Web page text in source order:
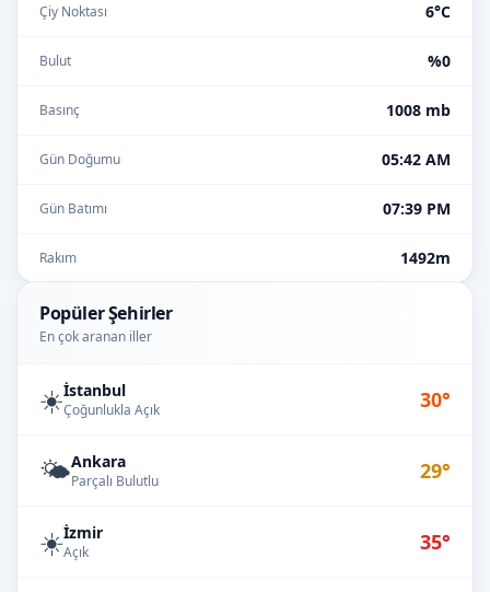
Çiy Noktası 6°C
Bulut %0
Basınç 1008 mb
Gün Doğumu 05:42 AM
Gün Batımı 07:39 PM
Rakım 1492m
Popüler Şehirler
En çok aranan iller
☀️İstanbul
Çoğunlukla Açık 30°
🌤️Ankara
Parçalı Bulutlu 29°
☀️İzmir
Açık 35°